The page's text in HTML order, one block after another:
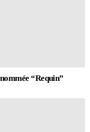
“Requin”